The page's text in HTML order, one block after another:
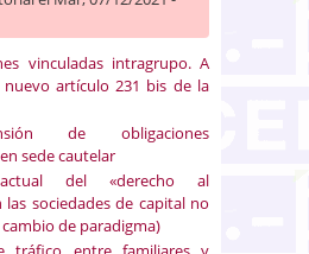
vinculadas intragrupo. A
artículo 231 bis de la
de obligaciones
sede cautelar
actual del «derecho al
sociedades de capital no
de paradigma)